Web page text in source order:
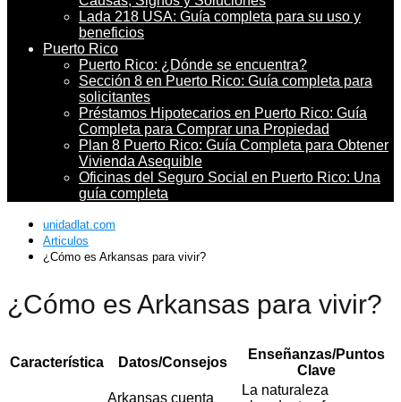
Lada 218 USA: Guía completa para su uso y
beneficios
Puerto Rico
Puerto Rico: ¿Dónde se encuentra?
Sección 8 en Puerto Rico: Guía completa para
solicitantes
Préstamos Hipotecarios en Puerto Rico: Guía
Completa para Comprar una Propiedad
Plan 8 Puerto Rico: Guía Completa para Obtener
Vivienda Asequible
Oficinas del Seguro Social en Puerto Rico: Una
guía completa
unidadlat.com
Articulos
¿Cómo es Arkansas para vivir?
¿Cómo es Arkansas para vivir?
Característica Datos/Consejos
Enseñanzas/Puntos
Clave
Arkansas cuenta
La naturaleza